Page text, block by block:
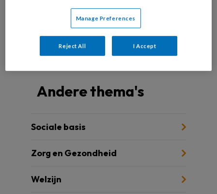
over het leven.'
Andere thema's
Sociale basis
Zorg en Gezondheid
Welzijn
Manage Preferences
Reject All I Accept